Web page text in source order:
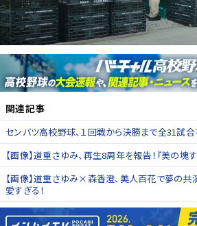
関連記事
センバツ高校野球、１回戦から決勝まで全31試合
【画像】道重さゆみ、再生8周年を報告！『美の塊
【画像】道重さゆみ×森香澄、美人百花で夢の共
愛すぎる！